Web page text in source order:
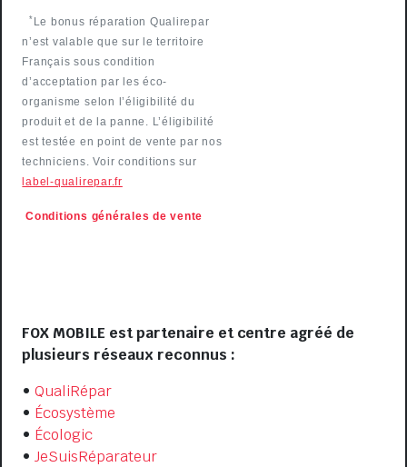
* Le bonus réparation Qualirepar
n’est valable que sur le territoire
Français sous condition
d’acceptation par les éco-
organisme selon l’éligibilité du
produit et de la panne. L’éligibilité
est testée en point de vente par nos
techniciens. Voir conditions sur
label-qualirepar.fr
Conditions générales de vente
FOX MOBILE est partenaire et centre agréé de
plusieurs réseaux reconnus :
•QualiRépar
• Écosystème
• Écologic
•JeSuisRéparateur